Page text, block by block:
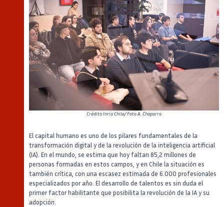
CréditoInria Chile/ Foto A. Chaparro
El capital humano es uno de los pilares fundamentales de la
transformación digital y de la revolución de la inteligencia artificial
(IA). En el mundo, se estima que hoy faltan 85,2 millones de
personas formadas en estos campos, y en Chile la situación es
también crítica, con una escasez estimada de 6.000 profesionales
especializados por año. El desarrollo de talentos es sin duda el
primer factor habilitante que posibilita la revolución de la IA y su
adopción.